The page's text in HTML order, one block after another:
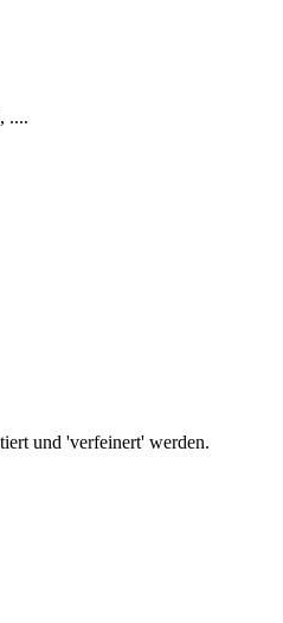
....
und 'verfeinert' werden.